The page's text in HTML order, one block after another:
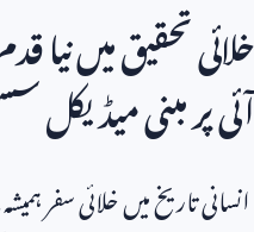
خلائی تحقیق میں نیا
آئی پر مبنی میڈیکل
انسانی تاریخ میں خلائی سفر